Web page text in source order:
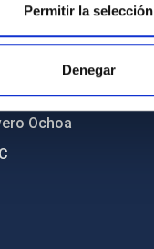
Permitir la selección
Denegar
Ochoa